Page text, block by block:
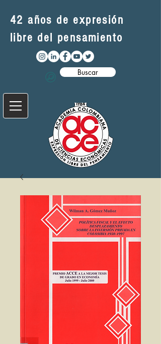
42 años de expresión
libre del pensamiento
Buscar